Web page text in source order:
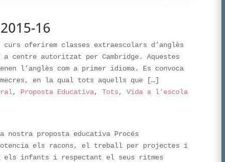
16
oferirem classes extraescolars d’anglès
a centre autoritzat per Cambridge. Aquestes
l’anglès com a primer idioma. Es convoca
en la qual tots aquells que […]
, Proposta Educativa, Tots, Vida a l'escola
proposta educativa Procés
els racons, el treball per projectes i
infants i respectant el seus ritmes